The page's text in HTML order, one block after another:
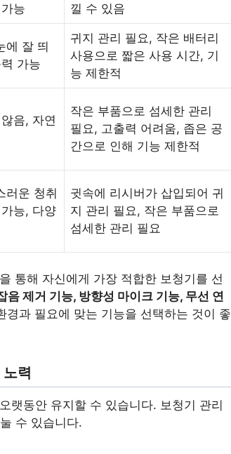
능
낄 수 있음
에 잘 띄
가능
귀지 관리 필요, 작은 배터리
사용으로 짧은 사용 시간, 기
능 제한적
음, 자연
작은 부품으로 섬세한 관리
필요, 고출력 어려움, 좁은 공
간으로 인해 기능 제한적
러운 청취
능, 다양
귓속에 리시버가 삽입되어 귀
지 관리 필요, 작은 부품으로
섬세한 관리 필요
통해 자신에게 가장 적합한 보청기를 선
음 제거 기능, 방향성 마이크 기능, 무선 연
경과 필요에 맞는 기능을 선택하는 것이 좋
력
랫동안 유지할 수 있습니다. 보청기 관리
수 있습니다.